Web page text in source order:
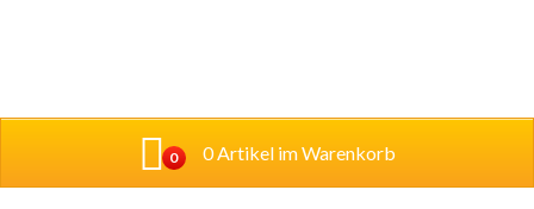
0 0 Artikel im Warenkorb